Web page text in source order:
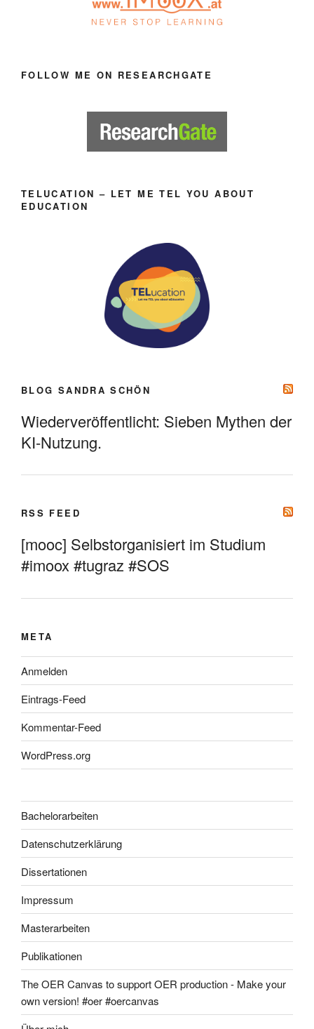
FOLLOW ME ON RESEARCHGATE
TELUCATION – LET ME TEL YOU ABOUT
EDUCATION
BLOG SANDRA SCHÖN
Wiederveröffentlicht: Sieben Mythen der
KI-Nutzung.
RSS FEED
[mooc] Selbstorganisiert im Studium
#imoox #tugraz #SOS
META
Anmelden
Eintrags-Feed
Kommentar-Feed
WordPress.org
Bachelorarbeiten
Datenschutzerklärung
Dissertationen
Impressum
Masterarbeiten
Publikationen
The OER Canvas to support OER production - Make your
own version! #oer #oercanvas